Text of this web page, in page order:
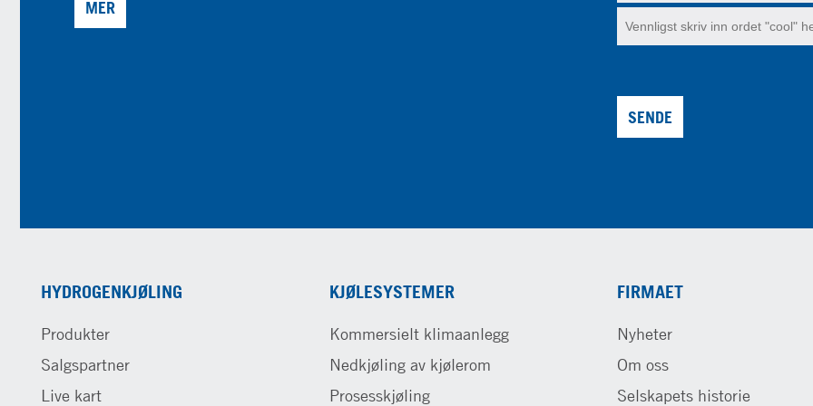
MER
SENDE
HYDROGENKJØLING
Produkter
Salgspartner
Live kart
KJØLESYSTEMER
Kommersielt klimaanlegg
Nedkjøling av kjølerom
Prosesskjøling
FIRMAET
Nyheter
Om oss
Selskapets historie